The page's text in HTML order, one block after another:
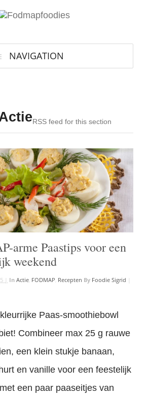
NAVIGATION
RSS feed for this section
arme Paastips voor een
weekend
| In Actie FODMAP Recepten By Foodie Sigrid
Paas-smoothiebowl
Combineer max 25 g rauwe
een klein stukje banaan,
en vanille voor een feestelijk
een paar paaseitjes van